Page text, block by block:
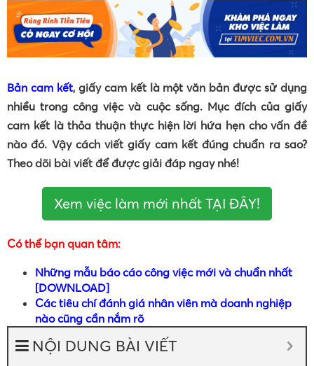
Bản cam kết, giấy cam kết là một văn bản được sử dụng
nhiều trong công việc và cuộc sống. Mục đích của giấy
cam kết là thỏa thuận thực hiện lời hứa hẹn cho vấn đề
nào đó. Vậy cách viết giấy cam kết đúng chuẩn ra sao?
Theo dõi bài viết để được giải đáp ngay nhé!
Xem việc làm mới nhất TẠI ĐÂY!
Có thể bạn quan tâm:
Những mẫu báo cáo công việc mới và chuẩn nhất
[DOWNLOAD]
Các tiêu chí đánh giá nhân viên mà doanh nghiệp
nào cũng cần nắm rõ
NỘI DUNG BÀI VIẾT